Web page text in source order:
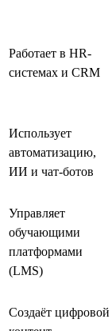
Работает в HR-
системах и CRM
Использует
автоматизацию,
ИИ и чат-ботов
Управляет
обучающими
платформами
(LMS)
Создаёт цифровой